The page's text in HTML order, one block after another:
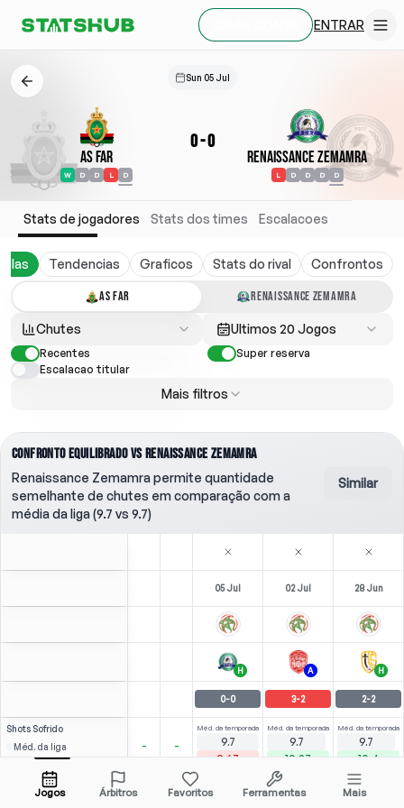
ENTRAR
Sun 05 Jul
AS FAR
W D D L D
0-0
Renaissance Zemamra
L D D D D
Stats de jogadores Stats dos times Escalacoes
Tendencias Graficos Stats do rival Confrontos
AS FAR RENAISSANCE ZEMAMRA
Chutes Ultimos 20 Jogos
Recentes
Super reserva
Escalacao titular
Mais filtros
CONFRONTO EQUILIBRADO VS RENAISSANCE ZEMAMRA
Renaissance Zemamra permite quantidade
semelhante de chutes em comparação com a
média da liga (9.7 vs 9.7)
Similar
05 Jul 02 Jul 28 Jun
H A H
0-0 3-2 2-2
Shots Sofrido
Méd. da liga
Adversário
- -
Méd. da temporada
9.7
9.67
Méd. da temporada
9.7
10.27
Méd. da temporada
9.7
10.4
M. Hrimat 1.20 1.13
0
Jogos Árbitros Favoritos Ferramentas Mais